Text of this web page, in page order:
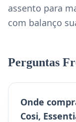
assento para
com balanço
Perguntas
Onde
Cosi,